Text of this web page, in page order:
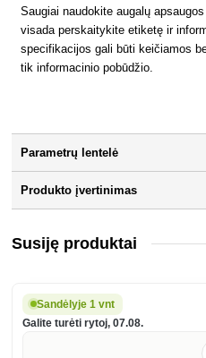
Saugiai naudokite augalų
visada perskaitykite etiketę ir
specifikacijos gali būti keičiamos
tik informacinio pobūdžio.
Parametrų lentelė
Produkto įvertinimas
Susiję produktai
Sandėlyje 1 vnt
Galite turėti rytoj, 07.08.